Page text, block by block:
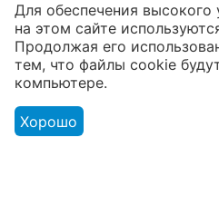
В наличии более
От расходников до
Для обеспечения высокого
на этом сайте
Продолжая его
тем, что файлы cookie
компьютере.
Хорошо